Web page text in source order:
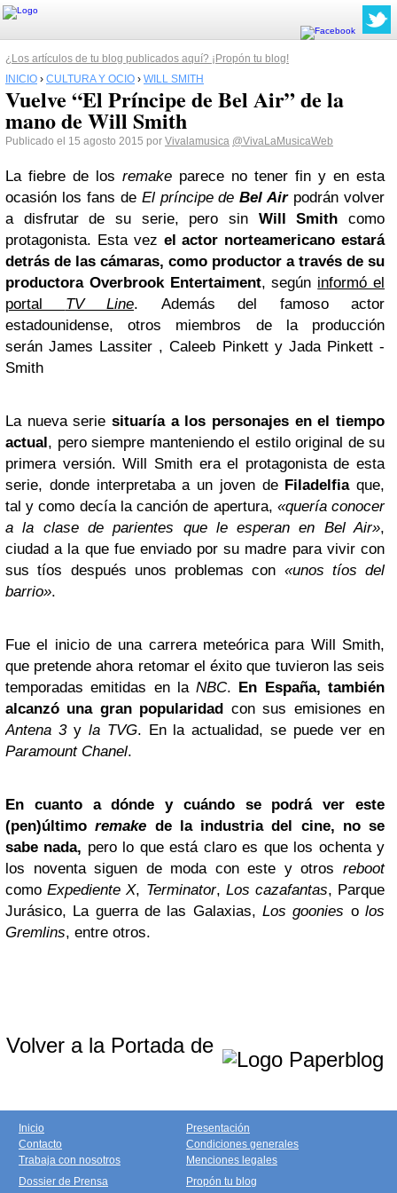
¿Los artículos de tu blog publicados aquí? ¡Propón tu blog!
INICIO › CULTURA Y OCIO › WILL SMITH
Vuelve “El Príncipe de Bel Air” de la
mano de Will Smith
Publicado el 15 agosto 2015 por Vivalamusica @VivaLaMusicaWeb
La fiebre de los remake parece no tener fin y en esta
ocasión los fans de El príncipe deBel Air podrán volver
a disfrutar de su serie, pero sin Will Smith como
protagonista. Esta vez el actor norteamericano estará
detrás de las cámaras, como productor a través de su
productora Overbrook Entertaiment, según informó el
portal TV Line. Además del famoso actor
estadounidense, otros miembros de la producción
serán James Lassiter , Caleeb Pinkett y Jada Pinkett -
Smith
La nueva serie situaría a los personajes en el tiempo
actual, pero siempre manteniendo el estilo original de su
primera versión. Will Smith era el protagonista de esta
serie, donde interpretaba a un joven de Filadelfiaque,
tal y como decía la canción de apertura, «quería conocer
a la clase de parientes que le esperan en Bel Air»,
ciudad a la que fue enviado por su madre para vivir con
sus tíos después unos problemas con «unos tíos del
barrio».
Fue el inicio de una carrera meteórica para Will Smith,
que pretende ahora retomar el éxito que tuvieron las seis
temporadas emitidas en laNBC. En España, también
alcanzó una gran popularidad con sus emisiones en
Antena 3y la TVG. En la actualidad, se puede ver en
Paramount Chanel.
En cuanto a dónde y cuándo se podrá ver este
(pen)últimoremake de la industria del cine, no se
sabe nada, pero lo que está claro es que los ochenta y
los noventa siguen de moda con este y otros reboot
comoExpedienteX, Terminator, Los cazafantas, Parque
Jurásico, La guerra de las Galaxias, Los goonies olos
Gremlins, entre otros.
Volver a la Portada de
Inicio
Contacto
Trabaja con nosotros
Presentación
Condiciones generales
Menciones legales
Dossier de Prensa
Propón tu blog